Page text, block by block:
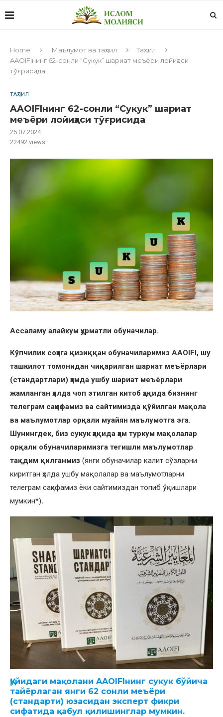
Home Маълумот ва таҳлил
Таҳлил
AAOIFIнинг 62-сонли “Сукук” шариат меъёри лойиҳаси
тўғрисида
ТАҲЛИЛ
AAOIFIнинг 62-сонли “Сукук” шариат
меъёри лойиҳаси тўғрисида
25.07.2024
22492 views
Ассаламу алайкум ҳурматли обуначилар.
Кўпчилик соҳага қизиққан обуначиларимиз AAOIFI, шу
ташкилот томонидан чиқарилган шариат меъёрлари
(стандартлари) ҳамда ушбу шариат меъёрлари
жамланган ҳолда чоп этилган китоб ҳақида бизнинг
телеграм саҳифамиз ва сайтимизда қўйилган мақола
ва маълумотлар орқали муайян маълумотга эга.
Шунингдек, биз сукук ҳақида ҳам туркум мақолалар
орқали обуначиларимизга тегишли маълумотлар
тақдим қилганмиз (янги обуначилар калит сўзларни
киритган ҳолда ушбу мақолалар ва маълумотларни
телеграм саҳифамиз ёки сайтимиздан топиб ўқишлари
мумкин*).
Қуйидаги мақолани AAOIFIнинг сукук бўйича
тайёрлаган янги 62 сонли меъёри
(стандарти) юзасидан эксперт фикри
сифатида қабул қилишинглар мумкин.